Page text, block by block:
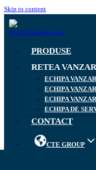
Skip to content
PRODUSE
RETEA
ECHIPA
ECHIPA
ECHIPA
ECHIPA DE
CONTACT
CTE GROUP